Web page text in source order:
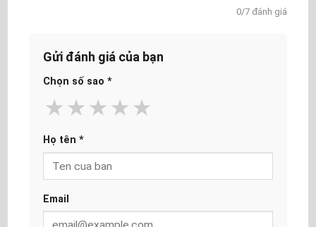
0/7 đánh giá
Gửi đánh giá của bạn
Chọn số sao *
★
★
★
★
★
Họ tên *
Email